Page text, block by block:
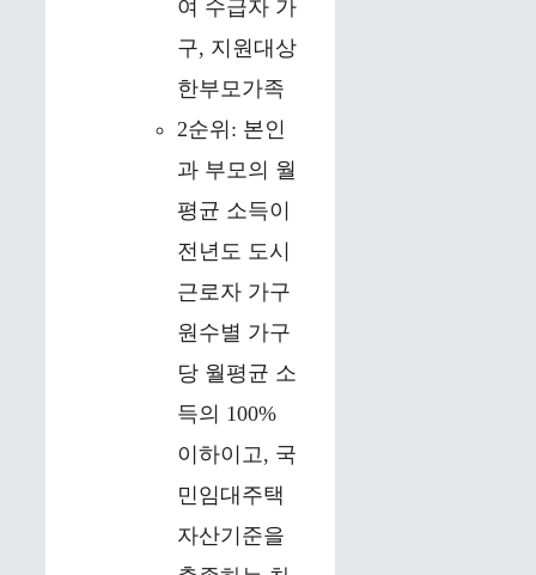
여 수급자 가
구, 지원대상
한부모가족
2순위: 본인
과 부모의 월
평균 소득이
전년도 도시
근로자 가구
원수별 가구
당 월평균 소
득의 100%
이하이고, 국
민임대주택
자산기준을